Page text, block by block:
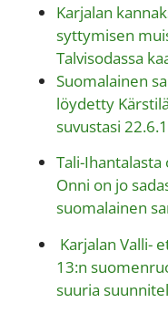
Karjalan
syttymisen
Talvisodassa
Suomalainen
löydetty
suvustasi
Tali-
Onni on jo
suomalainen
Karjalan Valli-
13:n
suuria